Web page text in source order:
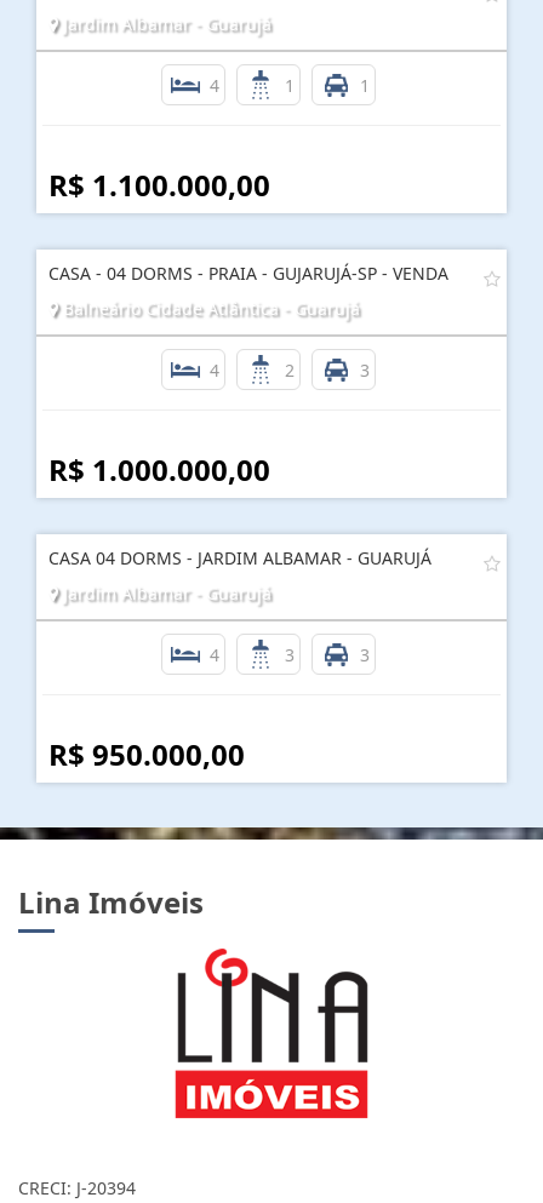
Jardim Albamar - Guarujá
4 1 1
R$ 1.100.000,00
CASA - 04 DORMS - PRAIA - GUJARUJÁ-SP - VENDA
Balneário Cidade Atlântica - Guarujá
4 2 3
R$ 1.000.000,00
CASA 04 DORMS - JARDIM ALBAMAR - GUARUJÁ
Jardim Albamar - Guarujá
4 3 3
R$ 950.000,00
Lina Imóveis
CRECI: J-20394